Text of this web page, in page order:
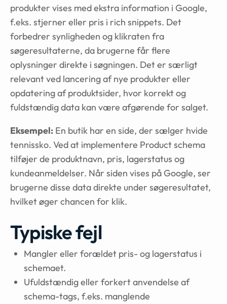
produkter vises med ekstra information i Google,
f.eks. stjerner eller pris i rich snippets. Det
forbedrer synligheden og klikraten fra
søgeresultaterne, da brugerne får flere
oplysninger direkte i søgningen. Det er særligt
relevant ved lancering af nye produkter eller
opdatering af produktsider, hvor korrekt og
fuldstændig data kan være afgørende for salget.
Eksempel: En butik har en side, der sælger hvide
tennissko. Ved at implementere Product schema
tilføjer de produktnavn, pris, lagerstatus og
kundeanmeldelser. Når siden vises på Google, ser
brugerne disse data direkte under søgeresultatet,
hvilket øger chancen for klik.
Typiske fejl
Mangler eller forældet pris- og lagerstatus i
schemaet.
Ufuldstændig eller forkert anvendelse af
schema-tags, f.eks. manglende